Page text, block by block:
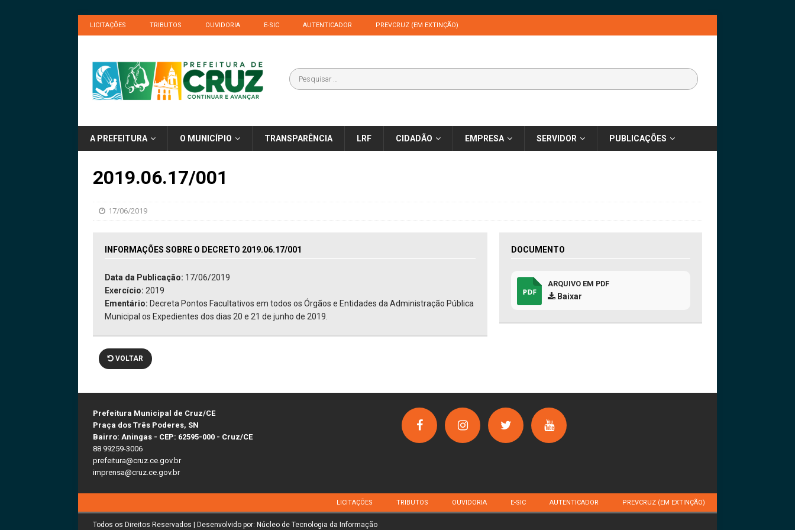
LICITAÇÕES TRIBUTOS OUVIDORIA E-SIC AUTENTICADOR PREVCRUZ (EM EXTINÇÃO)
A PREFEITURA O MUNICÍPIO TRANSPARÊNCIA LRF CIDADÃO EMPRESA SERVIDOR PUBLICAÇÕES
2019.06.17/001
17/06/2019
INFORMAÇÕES SOBRE O DECRETO 2019.06.17/001
Data da Publicação: 17/06/2019
Exercício: 2019
Ementário: Decreta Pontos Facultativos em todos os Órgãos e Entidades da Administração Pública
Municipal os Expedientes dos dias 20 e 21 de junho de 2019.
DOCUMENTO
ARQUIVO EM PDF
Baixar
VOLTAR
Prefeitura Municipal de Cruz/CE
Praça dos Três Poderes, SN
Bairro: Aningas - CEP: 62595-000 - Cruz/CE
88 99259-3006
prefeitura@cruz.ce.gov.br
imprensa@cruz.ce.gov.br
LICITAÇÕES TRIBUTOS OUVIDORIA E-SIC AUTENTICADOR PREVCRUZ (EM EXTINÇÃO)
Todos os Direitos Reservados | Desenvolvido por: Núcleo de Tecnologia da Informação